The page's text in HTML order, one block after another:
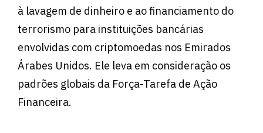
à lavagem de dinheiro e ao financiamento do
terrorismo para instituições bancárias
envolvidas com criptomoedas nos Emirados
Árabes Unidos. Ele leva em consideração os
padrões globais da Força-Tarefa de Ação
Financeira.